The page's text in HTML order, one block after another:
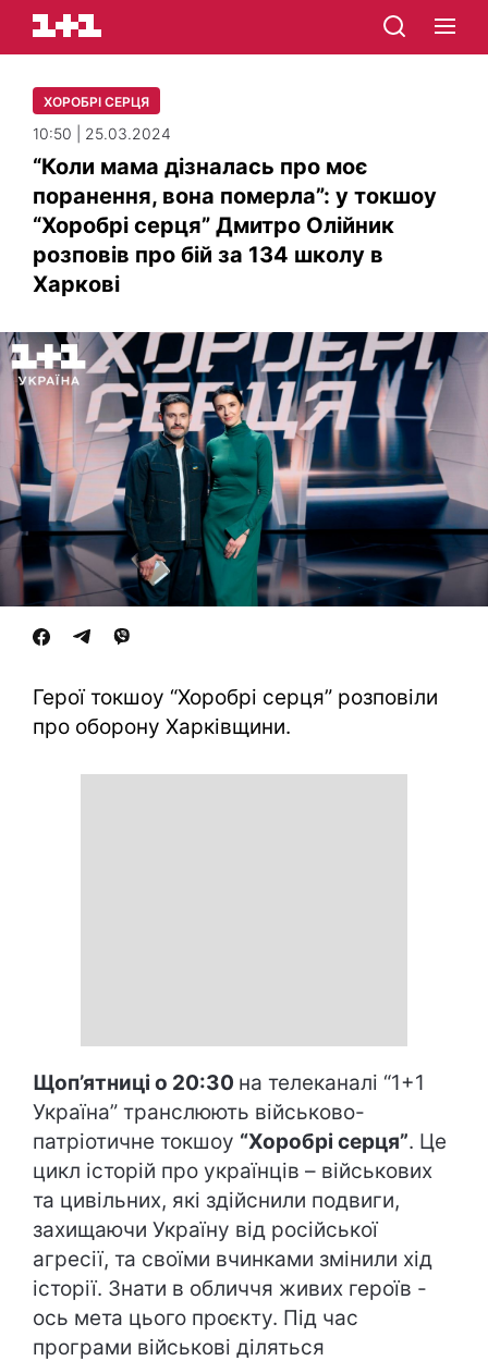
ХОРОБРІ СЕРЦЯ
10:50 | 25.03.2024
“Коли мама дізналась про моє
поранення, вона померла”: у токшоу
“Хоробрі серця” Дмитро Олійник
розповів про бій за 134 школу в
Харкові
Герої токшоу “Хоробрі серця” розповіли
про оборону Харківщини.
Щоп’ятниці о 20:30 на телеканалі “1+1
Україна” транслюють військово-
патріотичне токшоу “Хоробрі серця”. Це
цикл історій про українців – військових
та цивільних, які здійснили подвиги,
захищаючи Україну від російської
агресії, та своїми вчинками змінили хід
історії. Знати в обличчя живих героїв -
ось мета цього проєкту. Під час
програми військові діляться